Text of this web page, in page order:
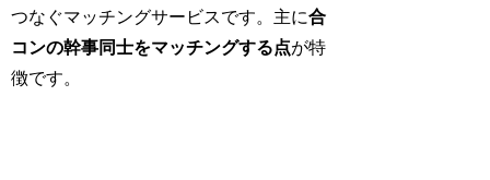
つなぐマッチングサービスです。主に合
コンの幹事同士をマッチングする点が特
徴です。